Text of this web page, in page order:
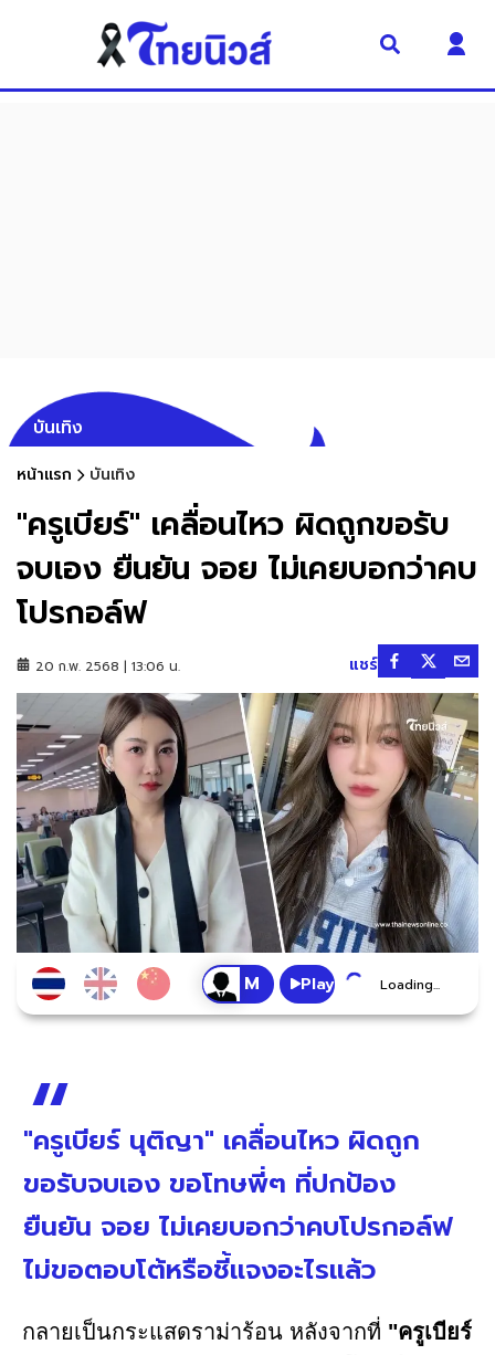
บันเทิง
หน้าแรก บันเทิง
"ครูเบียร์" เคลื่อนไหว ผิดถูกขอรับ
จบเอง ยืนยัน จอย ไม่เคยบอกว่าคบ
โปรกอล์ฟ
20 ก.พ. 2568 | 13:06 น. แชร์
Play Loading...
"ครูเบียร์ นุติญา" เคลื่อนไหว ผิดถูก
ขอรับจบเอง ขอโทษพี่ๆ ที่ปกป้อง
ยืนยัน จอย ไม่เคยบอกว่าคบโปรกอล์ฟ
ไม่ขอตอบโต้หรือชี้แจงอะไรแล้ว
กลายเป็นกระแสดราม่าร้อน หลังจากที่ "ครูเบียร์